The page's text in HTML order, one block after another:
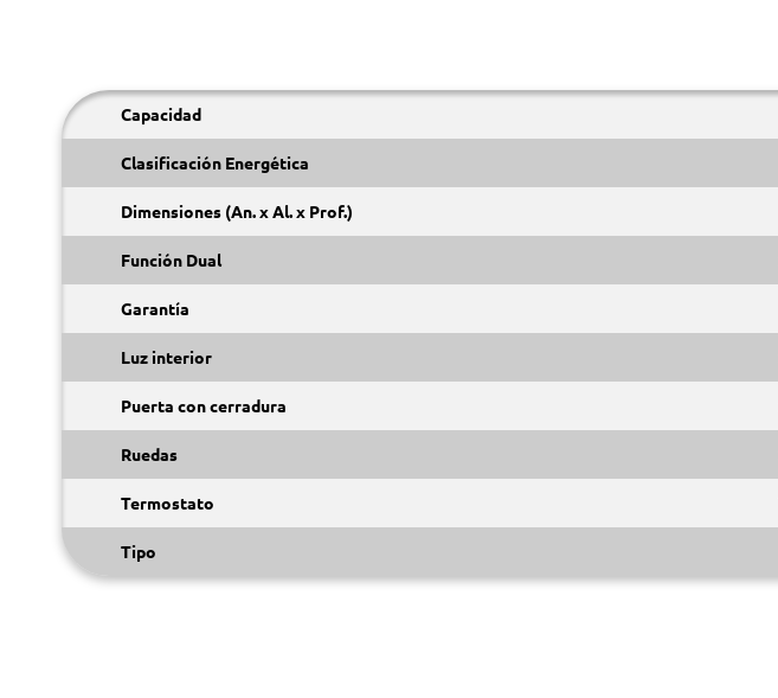
Capacidad
Clasificación Energética
Dimensiones (An. x Al. x Prof.)
Función Dual
Garantía
Luz interior
Puerta con cerradura
Ruedas
Termostato
Tipo